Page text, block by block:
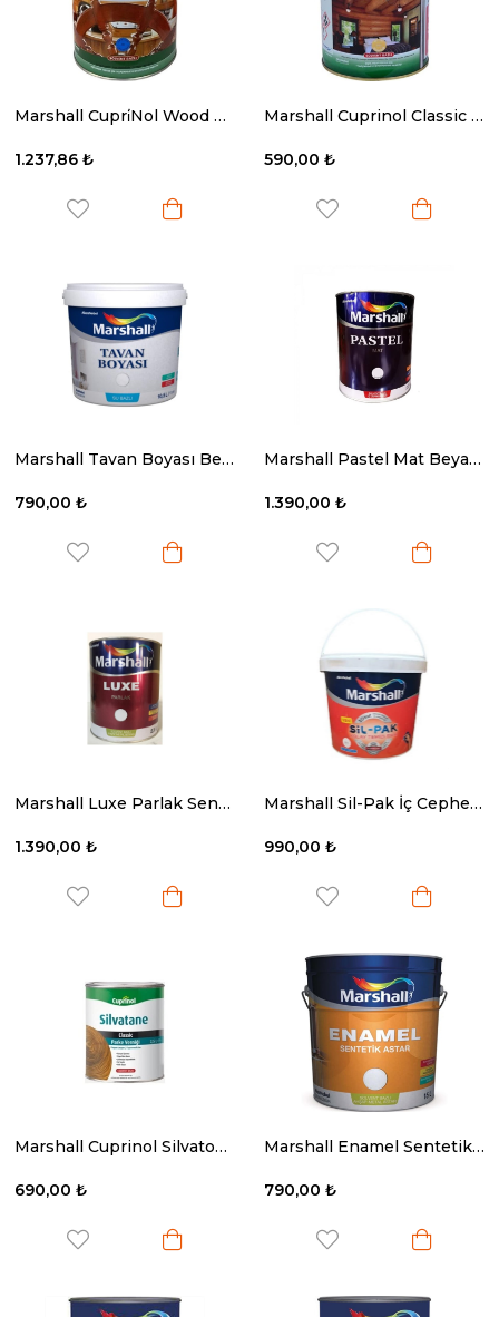
Marshall Cupri̇Nol Wood Art Classic Yat Verni̇K Parlak 2.5 Lt
1.237,86 ₺
Marshall Cuprinol Classic Ahşap Bakım Ürünü Naturel 2.5 Lt.
590,00 ₺
Marshall Tavan Boyası Beyaz 10 Kg.
790,00 ₺
Marshall Pastel Mat Beyaz 2.5 Lt.
1.390,00 ₺
Marshall Luxe Parlak Sentetik Yağlı Boya Bm Baz 2.5 Lt
1.390,00 ₺
Marshall Sil-Pak İç Cephe Boyası Bw Baz 2.5 Lt
990,00 ₺
Marshall Cuprinol Silvatone Parke Verniği 2.5 Lt
690,00 ₺
Marshall Enamel Sentetik Astar 2.5 Lt.
790,00 ₺